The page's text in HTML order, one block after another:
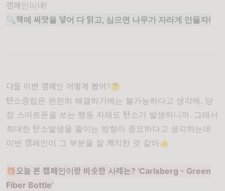
캠페인이네!
🔍책에 씨앗을 넣어 다 읽고, 심으면 나무가 자라게 만들자!
다들 이번 캠페인 어떻게 봤어?🤔
탄소중립은 완전히 해결하기에는 불가능하다고 생각해. 당
장 스마트폰을 쓰는 행동 자체도 탄소가 발생하니까. 그래서
최대한 탄소발생을 줄이는 방향이 중요하다고 생각하는데
이번 캠페인이 그 부분을 잘 캐치한 것 같아👍
🎁오늘 본 캠페인이랑 비슷한 사례는? 'Carlsberg - Green
Fiber Bottle'